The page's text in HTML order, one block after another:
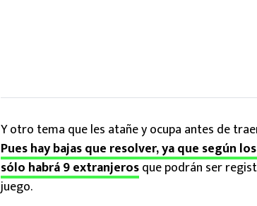
Y otro tema que les atañe y ocupa antes de
Pues hay bajas que resolver, ya que según
sólo habrá 9 extranjerosque podrán ser
juego.